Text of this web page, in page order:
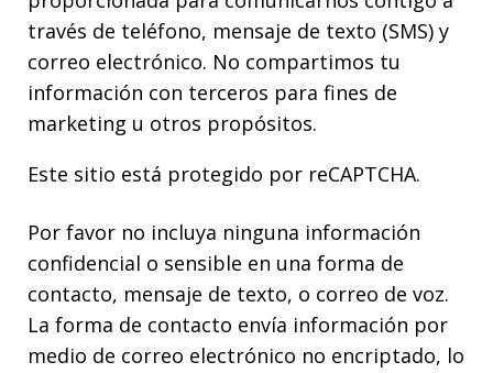
través de teléfono, mensaje de texto (SMS) y
correo electrónico. No compartimos tu
información con terceros para fines de
marketing u otros propósitos.
Este sitio está protegido por reCAPTCHA.
Por favor no incluya ninguna información
confidencial o sensible en una forma de
contacto, mensaje de texto, o correo de voz.
La forma de contacto envía información por
medio de correo electrónico no encriptado, lo